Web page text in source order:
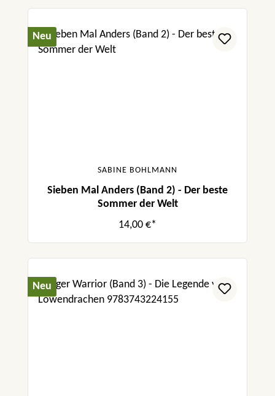
Neu
SABINE BOHLMANN
Sieben Mal Anders (Band 2) - Der beste
Sommer der Welt
14,00 €*
Neu